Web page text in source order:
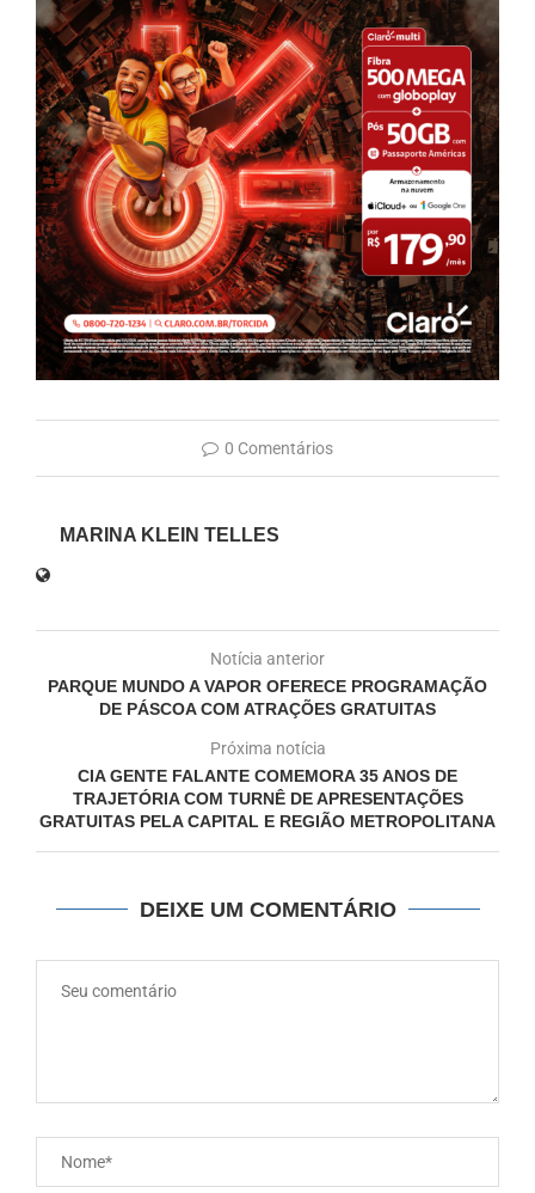
0 Comentários
MARINA KLEIN TELLES
Notícia anterior
PARQUE MUNDO A VAPOR OFERECE PROGRAMAÇÃO
DE PÁSCOA COM ATRAÇÕES GRATUITAS
Próxima notícia
CIA GENTE FALANTE COMEMORA 35 ANOS DE
TRAJETÓRIA COM TURNÊ DE APRESENTAÇÕES
GRATUITAS PELA CAPITAL E REGIÃO METROPOLITANA
DEIXE UM COMENTÁRIO